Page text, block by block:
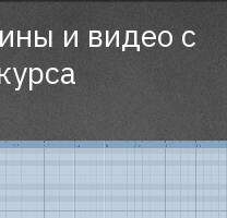
и видео с